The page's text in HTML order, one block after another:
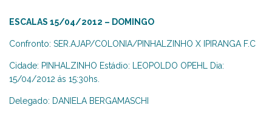
ESCALAS 15/04/2012 – DOMINGO
Confronto: SER.AJAP/COLONIA/PINHALZINHO X IPIRANGA F.C
Cidade: PINHALZINHO Estádio: LEOPOLDO OPEHL Dia:
15/04/2012 ás 15:30hs.
Delegado: DANIELA BERGAMASCHI